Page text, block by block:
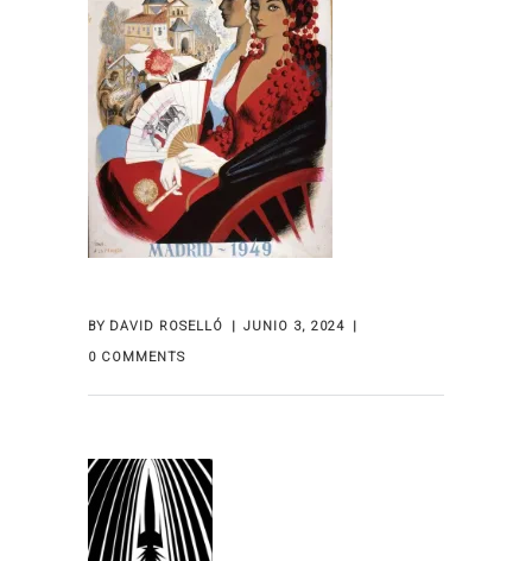
BY DAVID ROSELLÓ
JUNIO 3, 2024
0 COMMENTS